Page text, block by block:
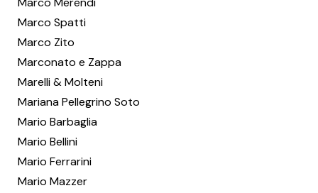
Marco Spatti
Marco Zito
Marconato e Zappa
Marelli & Molteni
Mariana Pellegrino Soto
Mario Barbaglia
Mario Bellini
Mario Ferrarini
Mario Mazzer